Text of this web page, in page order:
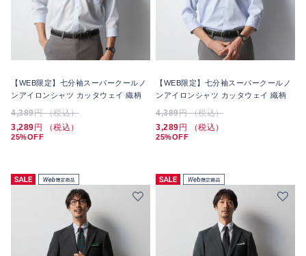
【WEB限定】七分袖スーパークールノ
ンアイロンシャツ カッタウェイ 織柄
4,389円 （税込）
3,289円 （税込）
25%OFF
【WEB限定】七分袖スーパークールノ
ンアイロンシャツ カッタウェイ 織柄
4,389円 （税込）
3,289円 （税込）
25%OFF